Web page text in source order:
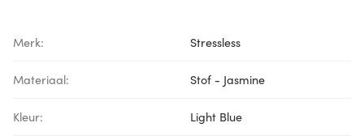
Merk: Stressless
Materiaal: Stof - Jasmine
Kleur: Light Blue